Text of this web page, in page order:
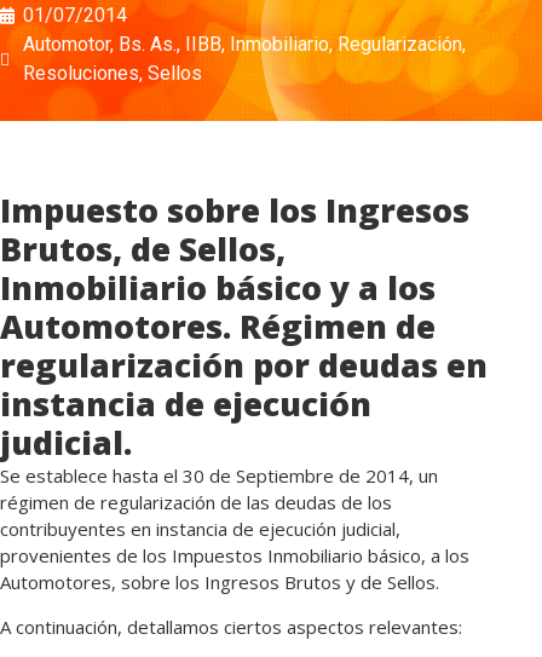
01/07/2014
Automotor, Bs. As., IIBB, Inmobiliario,Regularización,
Resoluciones, Sellos
Impuesto sobre los Ingresos
Brutos, de Sellos,
Inmobiliario básico y a los
Automotores. Régimen de
regularización por deudas en
instancia de ejecución
judicial.
Se establece hasta el 30 de Septiembre de 2014, un
régimen de regularización de las deudas de los
contribuyentes en instancia de ejecución judicial,
provenientes de los Impuestos Inmobiliario básico, a los
Automotores, sobre los Ingresos Brutos y de Sellos.
A continuación, detallamos ciertos aspectos relevantes: